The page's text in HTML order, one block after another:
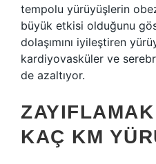
tempolu yürüyüşlerin
büyük etkisi olduğunu
dolaşımını iyileştiren
kardiyovasküler ve
de azaltıyor.
KAÇ KM